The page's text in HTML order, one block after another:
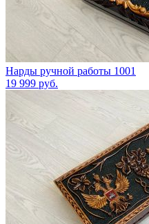
Нарды ручной работы 1001
19 999 руб.